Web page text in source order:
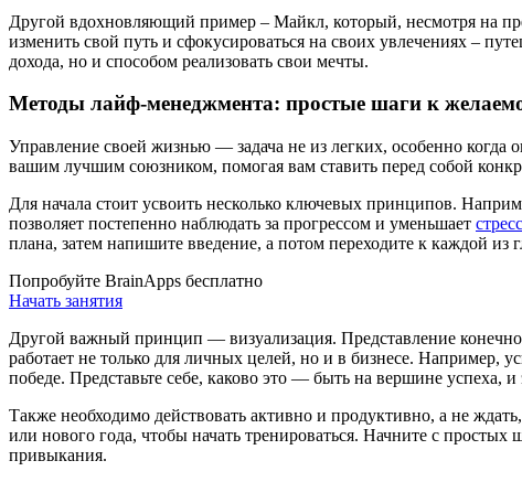
Другой вдохновляющий пример – Майкл, который, несмотря на
изменить свой путь и сфокусироваться на своих увлечениях –
дохода, но и способом реализовать свои мечты.
Методы лайф-менеджмента: простые шаги к
Управление своей жизнью — задача не из легких, особенно
вашим лучшим союзником, помогая вам ставить перед собой
Для начала стоит усвоить несколько ключевых принципов.
позволяет постепенно наблюдать за прогрессом и уменьшает стресс
плана, затем напишите введение, а потом переходите к каждой
Попробуйте BrainApps бесплатно
Начать занятия
Другой важный принцип — визуализация. Представление
работает не только для личных целей, но и в бизнесе. Например,
победе. Представьте себе, каково это — быть на вершине успеха,
Также необходимо действовать активно и продуктивно, а не
или нового года, чтобы начать тренироваться. Начните с
привыкания.